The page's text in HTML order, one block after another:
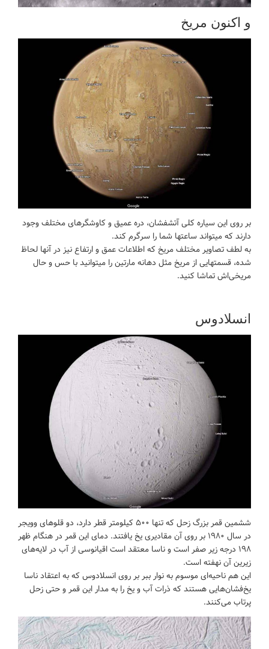
و اکنون مریخ
بر روی این سیاره کلی آتشفشان، دره عمیق و کاوشگرهای مختلف وجود
دارند که میتواند ساعتها شما را سرگرم کند.
به لطف تصاویر مختلف مریخ که اطلاعات عمق و ارتفاع نیز در آنها لحاظ
شده، قسمتهایی از مریخ مثل دهانه مارتین را میتوانید با حس و حال
مریخی‌اش تماشا کنید.
انسلادوس
ششمین قمر بزرگ زحل که تنها ۵۰۰ کیلومتر قطر دارد، دو قلوهای وویجر
در سال ۱۹۸۰ بر روی آن مقادیری یخ یافتند. دمای این قمر در هنگام ظهر
۱۹۸ درجه زیر صفر است و ناسا معتقد است اقیانوسی از آب در لایه‌های
زیرین آن نهفته است.
این هم ناحیه‌ای موسوم به نوار ببر بر روی انسلادوس که به اعتقاد ناسا
یخ‌فشان‌هایی هستند که ذرات آب و یخ را به مدار این قمر و حتی زحل
پرتاب می‌کنند.